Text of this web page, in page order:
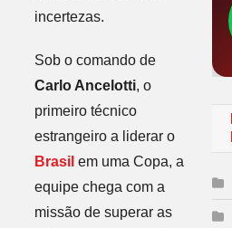
incertezas.
Sob o comando de
Carlo Ancelotti, o
primeiro técnico
estrangeiro a liderar o
Brasil em uma Copa, a
equipe chega com a
missão de superar as